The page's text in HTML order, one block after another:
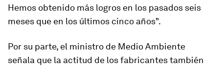
Hemos obtenido más logros en los pasados seis
meses que en los últimos cinco años".
Por su parte, el ministro de Medio Ambiente
señala que la actitud de los fabricantes también